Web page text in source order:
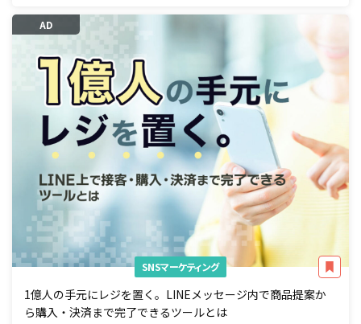
AD
SNSマーケティング
1億人の手元にレジを置く。LINEメッセージ内で商品提案か
ら購入・決済まで完了できるツールとは